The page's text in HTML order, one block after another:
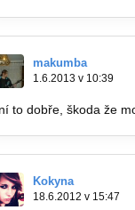
makumba
1.6.2013 v 10:39
to dobře, škoda že
Kokyna
18.6.2012 v 15:47